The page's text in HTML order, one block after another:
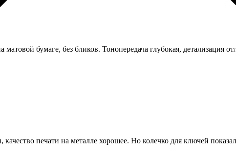
бумаге, без бликов. Тонопередача глубокая, детализация
печати на металле хорошее. Но колечко для ключей